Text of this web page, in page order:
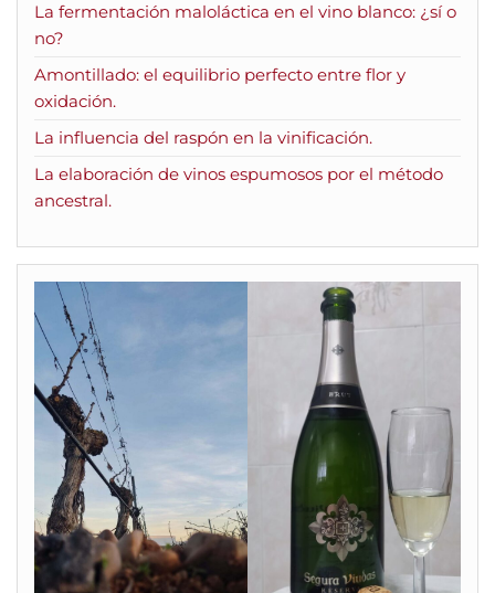
La fermentación maloláctica en el vino blanco: ¿sí o
no?
Amontillado: el equilibrio perfecto entre flor y
oxidación.
La influencia del raspón en la vinificación.
La elaboración de vinos espumosos por el método
ancestral.